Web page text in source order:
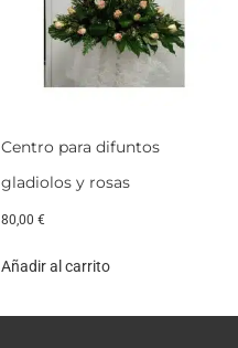
Centro para difuntos
gladiolos y rosas
80,00 €
Añadir al carrito